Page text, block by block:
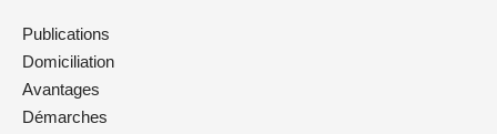
Publications
Domiciliation
Avantages
Démarches